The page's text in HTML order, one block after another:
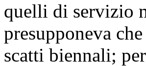
quelli di servizio
presupponeva
scatti biennali;